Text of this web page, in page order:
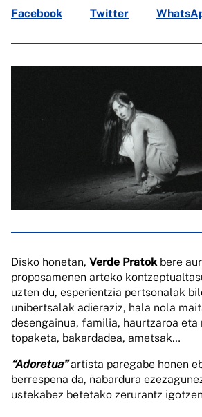
Facebook
Twitter
Disko honetan, Verde Pratokbere
proposamenen arteko
uzten du, esperientzia pertsonalak
unibertsalak adieraziz, hala nola
desengainua, familia, haurtzaroa eta
topaketa, bakardadea, ametsak…
“Adoretua”artista paregabe honen
berrespena da, ñabardura
ustekabez betetako zerurantz